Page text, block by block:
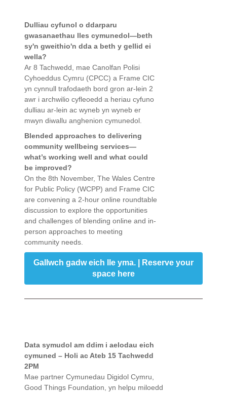
Dulliau cyfunol o ddarparu
gwasanaethau lles cymunedol—beth
sy'n gweithio'n dda a beth y gellid ei
wella?
Ar 8 Tachwedd, mae Canolfan Polisi
Cyhoeddus Cymru (CPCC) a Frame CIC
yn cynnull trafodaeth bord gron ar-lein 2
awr i archwilio cyfleoedd a heriau cyfuno
dulliau ar-lein ac wyneb yn wyneb er
mwyn diwallu anghenion cymunedol.
Blended approaches to delivering
community wellbeing services—
what’s working well and what could
be improved?
On the 8th November, The Wales Centre
for Public Policy (WCPP) and Frame CIC
are convening a 2-hour online roundtable
discussion to explore the opportunities
and challenges of blending online and in-
person approaches to meeting
community needs.
Gallwch gadw eich lle yma. | Reserve your
space here
Data symudol am ddim i aelodau eich
cymuned – Holi ac Ateb 15 Tachwedd
2PM
Mae partner Cymunedau Digidol Cymru,
Good Things Foundation, yn helpu miloedd